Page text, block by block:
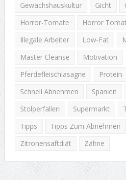
Gewächshauskultur
Gicht
Horror-Tomate
Horror
Illegale Arbeiter
Low-Fat
Master Cleanse
Motivation
Pferdefleischlasagne
Protein
Schnell Abnehmen
Spanien
Stolperfallen
Supermarkt
Tipps
Tipps Zum Abnehmen
Zitronensaftdiät
Zähne